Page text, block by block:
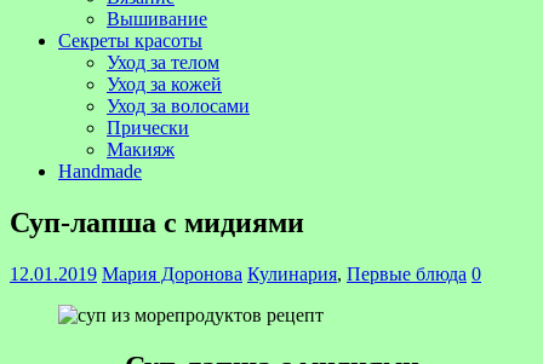
Вышивание
Секреты красоты
Уход за телом
Уход за кожей
Уход за волосами
Прически
Макияж
Handmade
Суп-лапша с мидиями
12.01.2019 Мария Доронова Кулинария, Первые блюда 0